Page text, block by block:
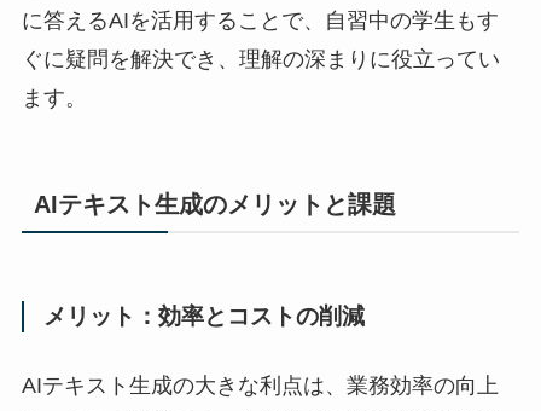
に答えるAIを活用することで、自習中の学生もす
ぐに疑問を解決でき、理解の深まりに役立ってい
ます。
AIテキスト生成のメリットと課題
メリット：効率とコストの削減
AIテキスト生成の大きな利点は、業務効率の向上